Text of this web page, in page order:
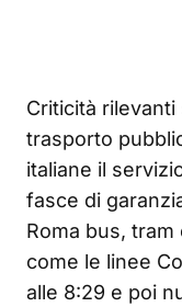
Criticità
trasporto
italiane il
fasce di
Roma bus,
come le linee
alle 8:29 e poi